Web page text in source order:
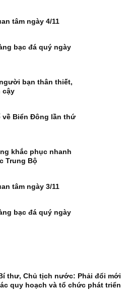
tâm ngày 4/11
bạc đá quý ngày
bạn thân thiết,
cậy
về Biển Đông lần thứ
khắc phục nhanh
Trung Bộ
tâm ngày 3/11
bạc đá quý ngày
thư, Chủ tịch nước: Phải đổi mới
quy hoạch và tổ chức phát triển